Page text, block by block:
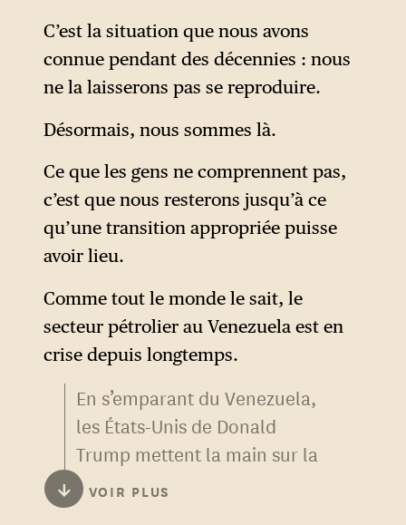
demandé à Trump qui dirigera
le Venezuela, il a fait un geste
de la main vers lui-même et
vers le secrétaire d’État
américain Marco Rubio, en
déclarant : « Ce seront
principalement, pendant un
certain temps, les personnes
qui se tiennent juste derrière
moi. »
C’est la situation que nous avons
connue pendant des décennies : nous
ne la laisserons pas se reproduire.
Désormais, nous sommes là.
Ce que les gens ne comprennent pas,
c’est que nous resterons jusqu’à ce
qu’une transition appropriée puisse
avoir lieu.
Comme tout le monde le sait, le
secteur pétrolier au Venezuela est en
crise depuis longtemps.
En s’emparant du Venezuela,
les États-Unis de Donald
Trump mettent la main sur la
première réserve de pétrole
au monde.
↓ VOIR PLUS